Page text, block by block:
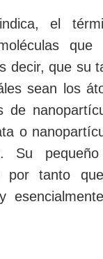
el
decir, que su
sean los
de
o
por tanto